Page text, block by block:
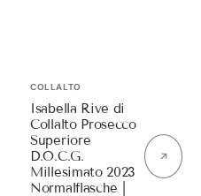
Anbieter:
COLLALTO
Isabella Rive di
Collalto Prosecco
Superiore
D.O.C.G.
Millesimato 2023
Normalflasche |